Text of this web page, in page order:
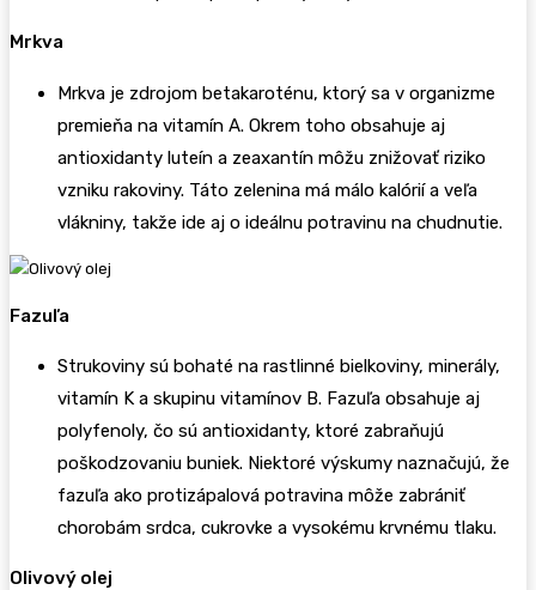
Mrkva
Mrkva je zdrojom betakaroténu, ktorý sa v organizme
premieňa na vitamín A. Okrem toho obsahuje aj
antioxidanty luteín a zeaxantín môžu znižovať riziko
vzniku rakoviny. Táto zelenina má málo kalórií a veľa
vlákniny, takže ide aj o ideálnu potravinu na chudnutie.
Fazuľa
Strukoviny sú bohaté na rastlinné bielkoviny, minerály,
vitamín K a skupinu vitamínov B. Fazuľa obsahuje aj
polyfenoly, čo sú antioxidanty, ktoré zabraňujú
poškodzovaniu buniek. Niektoré výskumy naznačujú, že
fazuľa ako protizápalová potravina môže zabrániť
chorobám srdca, cukrovke a vysokému krvnému tlaku.
Olivový olej